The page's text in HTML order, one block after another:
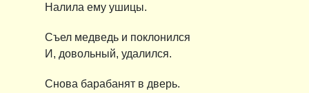
Налила ему ушицы.
Съел медведь и поклонился
И, довольный, удалился.
Снова барабанят в дверь.